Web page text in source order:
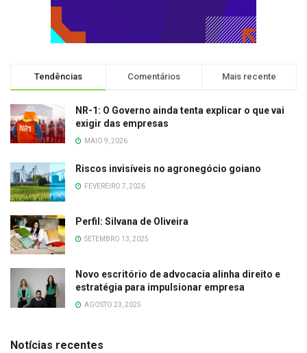
Tendências Comentários Mais recente
NR-1: O Governo ainda tenta explicar o que vai
exigir das empresas
MAIO 9, 2026
Riscos invisíveis no agronegócio goiano
FEVEREIRO 7, 2026
Perfil: Silvana de Oliveira
SETEMBRO 13, 2025
Novo escritório de advocacia alinha direito e
estratégia para impulsionar empresa
AGOSTO 23, 2025
Notícias recentes